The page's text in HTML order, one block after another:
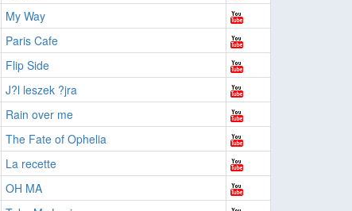
My Way
Paris Cafe
Flip Side
J?l leszek ?jra
Rain over me
The Fate of Ophelia
La recette
OH MA